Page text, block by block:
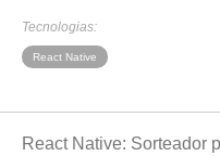
Tecnologias:
React Native
React Native: Sorteador